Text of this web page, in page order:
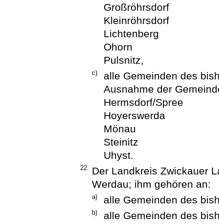
Großröhrsdorf
Kleinröhrsdorf
Lichtenberg
Ohorn
Pulsnitz,
c)
alle Gemeinden des
Ausnahme der
Hermsdorf/Spree
Hoyerswerda
Mönau
Steinitz
Uhyst.
22. Der Landkreis Zwickauer
Werdau; ihm gehören an:
a) alle Gemeinden des
b) alle Gemeinden des